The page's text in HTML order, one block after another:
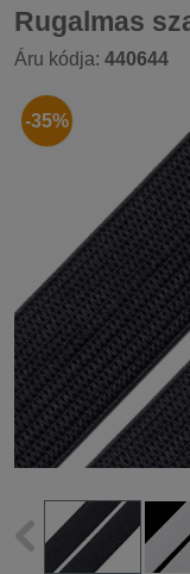
Rugalmas
Áru kódja: 440644
-35%